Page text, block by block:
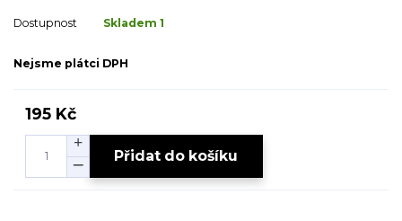
Dostupnost Skladem 1
Nejsme plátci DPH
195 Kč
Přidat do košíku